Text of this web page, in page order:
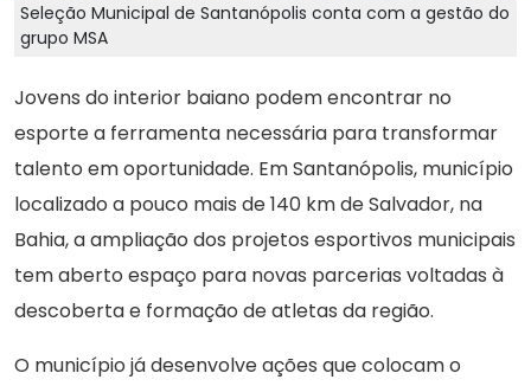
Seleção Municipal de Santanópolis conta com a gestão do
grupo MSA
Jovens do interior baiano podem encontrar no
esporte a ferramenta necessária para transformar
talento em oportunidade. Em Santanópolis, município
localizado a pouco mais de 140 km de Salvador, na
Bahia, a ampliação dos projetos esportivos municipais
tem aberto espaço para novas parcerias voltadas à
descoberta e formação de atletas da região.
O município já desenvolve ações que colocam o